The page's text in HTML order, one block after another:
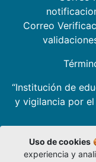
Correo
“Institución de
y vigilancia por
Uso de cookies
experiencia y